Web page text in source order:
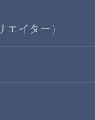
エイター）